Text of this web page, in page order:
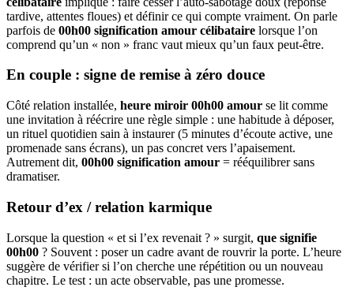
tardive, attentes floues) et définir ce qui compte vraiment. On parle
parfois de 00h00 signification amour célibataire lorsque l’on
comprend qu’un « non » franc vaut mieux qu’un faux peut‑être.
En couple : signe de remise à zéro douce
Côté relation installée, heure miroir 00h00 amour se lit comme
une invitation à réécrire une règle simple : une habitude à déposer,
un rituel quotidien sain à instaurer (5 minutes d’écoute active, une
promenade sans écrans), un pas concret vers l’apaisement.
Autrement dit, 00h00 signification amour = rééquilibrer sans
dramatiser.
Retour d’ex / relation karmique
Lorsque la question « et si l’ex revenait ? » surgit, que signifie
00h00 ? Souvent : poser un cadre avant de rouvrir la porte. L’heure
suggère de vérifier si l’on cherche une répétition ou un nouveau
chapitre. Le test : un acte observable, pas une promesse.